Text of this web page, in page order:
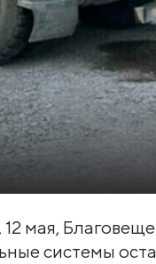
мая,
системы